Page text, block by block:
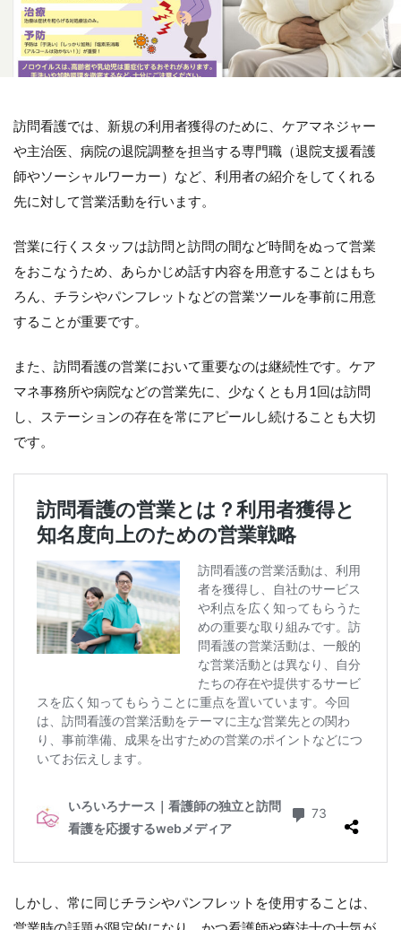
訪問看護では、新規の利用者獲得のために、ケアマネジャー
や主治医、病院の退院調整を担当する専門職（退院支援看護
師やソーシャルワーカー）など、利用者の紹介をしてくれる
先に対して営業活動を行います。
営業に行くスタッフは訪問と訪問の間など時間をぬって営業
をおこなうため、あらかじめ話す内容を用意することはもち
ろん、チラシやパンフレットなどの営業ツールを事前に用意
することが重要です。
また、訪問看護の営業において重要なのは継続性です。ケア
マネ事務所や病院などの営業先に、少なくとも月1回は訪問
し、ステーションの存在を常にアピールし続けることも大切
です。
しかし、常に同じチラシやパンフレットを使用することは、